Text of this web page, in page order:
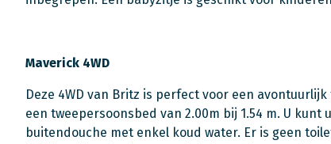
Maverick 4WD
Deze 4WD van Britz is perfect voor een
een tweepersoonsbed van 2.00m bij 1.54 m. U
buitendouche met enkel koud water. Er is geen